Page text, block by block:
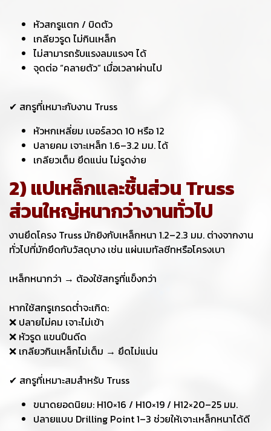
หัวสกรูแตก / บิดตัว
เกลียวรูด ไม่กินเหล็ก
ไม่สามารถรับแรงลมแรงๆ ได้
จุดต่อ “คลายตัว” เมื่อเวลาผ่านไป
✔ สกรูที่เหมาะกับงาน Truss
หัวหกเหลี่ยม เบอร์ลวด 10 หรือ 12
ปลายคม เจาะเหล็ก 1.6–3.2 มม. ได้
เกลียวเต็ม ยึดแน่น ไม่รูดง่าย
2) แปเหล็กและชิ้นส่วน Truss
ส่วนใหญ่หนากว่างานทั่วไป
งานยึดโครง Truss มักยิงกับเหล็กหนา 1.2–2.3 มม. ต่างจากงาน
ทั่วไปที่มักยึดกับวัสดุบาง เช่น แผ่นเมทัลชีทหรือโครงเบา
เหล็กหนากว่า → ต้องใช้สกรูที่แข็งกว่า
หากใช้สกรูเกรดต่ำจะเกิด:
❌ ปลายไม่คม เจาะไม่เข้า
❌ หัวรูด แขนปืนดีด
❌ เกลียวกินเหล็กไม่เต็ม → ยึดไม่แน่น
✔ สกรูที่เหมาะสมสำหรับ Truss
ขนาดยอดนิยม: H10×16 / H10×19 / H12×20–25 มม.
ปลายแบบ Drilling Point 1–3 ช่วยให้เจาะเหล็กหนาได้ดี